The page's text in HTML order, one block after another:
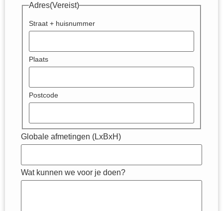
Adres(Vereist)
Straat + huisnummer
Plaats
Postcode
Globale afmetingen (LxBxH)
Wat kunnen we voor je doen?